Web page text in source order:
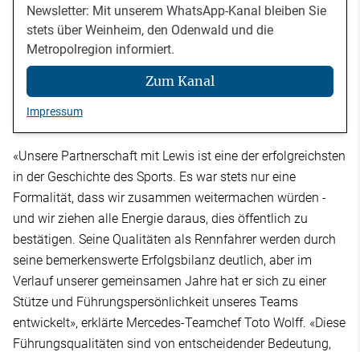
Newsletter: Mit unserem WhatsApp-Kanal bleiben Sie
stets über Weinheim, den Odenwald und die
Metropolregion informiert.
Zum Kanal
Impressum
«Unsere Partnerschaft mit Lewis ist eine der erfolgreichsten
in der Geschichte des Sports. Es war stets nur eine
Formalität, dass wir zusammen weitermachen würden -
und wir ziehen alle Energie daraus, dies öffentlich zu
bestätigen. Seine Qualitäten als Rennfahrer werden durch
seine bemerkenswerte Erfolgsbilanz deutlich, aber im
Verlauf unserer gemeinsamen Jahre hat er sich zu einer
Stütze und Führungspersönlichkeit unseres Teams
entwickelt», erklärte Mercedes-Teamchef Toto Wolff. «Diese
Führungsqualitäten sind von entscheidender Bedeutung,